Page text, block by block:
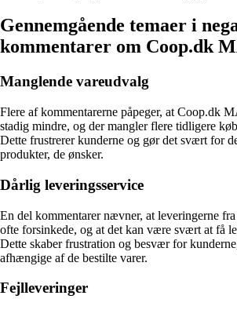
Gennemgående temaer i
kommentarer om Coop.dk
Manglende vareudvalg
Flere af kommentarerne påpeger, at Coop.dk
stadig mindre, og der mangler flere tidligere
Dette frustrerer kunderne og gør det svært for
produkter, de ønsker.
Dårlig leveringsservice
En del kommentarer nævner, at leveringerne
ofte forsinkede, og at det kan være svært at få
Dette skaber frustration og besvær for
afhængige af de bestilte varer.
Fejlleveringer